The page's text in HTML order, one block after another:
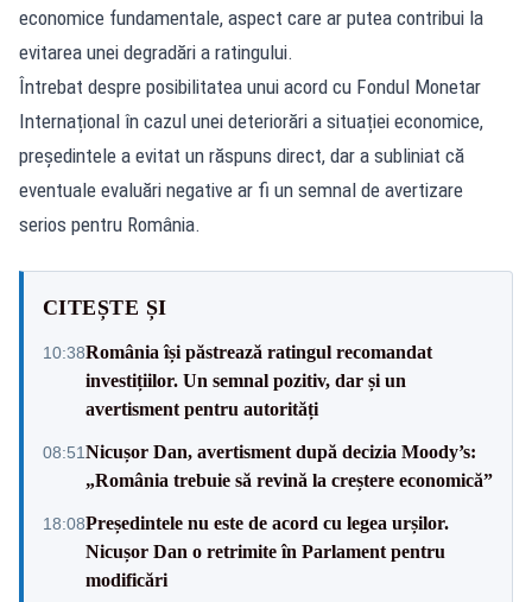
economice fundamentale, aspect care ar putea contribui la
evitarea unei degradări a ratingului.
Întrebat despre posibilitatea unui acord cu Fondul Monetar
Internațional în cazul unei deteriorări a situației economice,
președintele a evitat un răspuns direct, dar a subliniat că
eventuale evaluări negative ar fi un semnal de avertizare
serios pentru România.
CITEȘTE ȘI
10:38România își păstrează ratingul recomandat
investițiilor. Un semnal pozitiv, dar și un
avertisment pentru autorități
08:51Nicușor Dan, avertisment după decizia Moody’s:
„România trebuie să revină la creștere economică”
18:08Președintele nu este de acord cu legea urșilor.
Nicușor Dan o retrimite în Parlament pentru
modificări